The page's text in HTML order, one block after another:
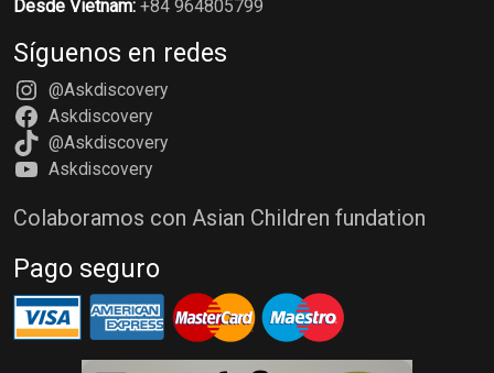
Desde Vietnam: +84 964805799
Síguenos en redes
@Askdiscovery
Askdiscovery
@Askdiscovery
Askdiscovery
Colaboramos con Asian Children fundation
Pago seguro